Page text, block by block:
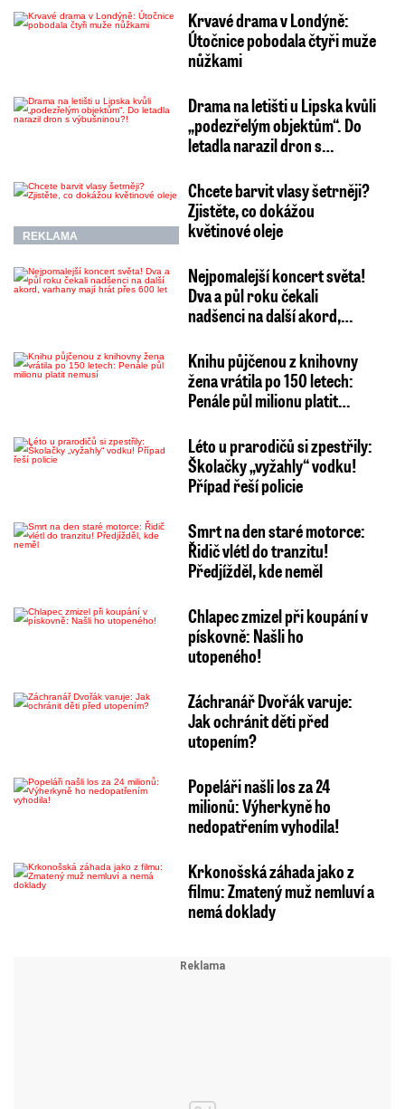
Krvavé drama v Londýně:
Útočnice pobodala čtyři muže
nůžkami
Drama na letišti u Lipska kvůli
„podezřelým objektům“. Do
letadla narazil dron s…
REKLAMA
Chcete barvit vlasy šetrněji?
Zjistěte, co dokážou
květinové oleje
Nejpomalejší koncert světa!
Dva a půl roku čekali
nadšenci na další akord,…
Knihu půjčenou z knihovny
žena vrátila po 150 letech:
Penále půl milionu platit…
Léto u prarodičů si zpestřily:
Školačky „vyžahly“ vodku!
Případ řeší policie
Smrt na den staré motorce:
Řidič vlétl do tranzitu!
Předjížděl, kde neměl
Chlapec zmizel při koupání v
pískovně: Našli ho
utopeného!
Záchranář Dvořák varuje:
Jak ochránit děti před
utopením?
Popeláři našli los za 24
milionů: Výherkyně ho
nedopatřením vyhodila!
Krkonošská záhada jako z
filmu: Zmatený muž nemluví a
nemá doklady